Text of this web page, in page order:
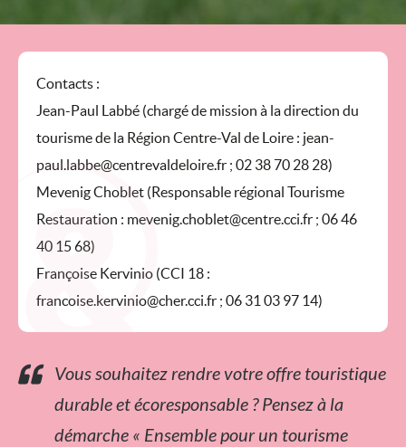
Vous souhaitez rendre votre offre touristique
durable et écoresponsable ? Pensez à la
démarche « Ensemble pour un tourisme
Contacts :
Jean-Paul Labbé (chargé de mission à la direction du
tourisme de la Région Centre-Val de Loire : jean-
paul.labbe@centrevaldeloire.fr ; 02 38 70 28 28)
Mevenig Choblet (Responsable régional Tourisme
Restauration : mevenig.choblet@centre.cci.fr ; 06 46
40 15 68)
Françoise Kervinio (CCI 18 :
francoise.kervinio@cher.cci.fr ; 06 31 03 97 14)